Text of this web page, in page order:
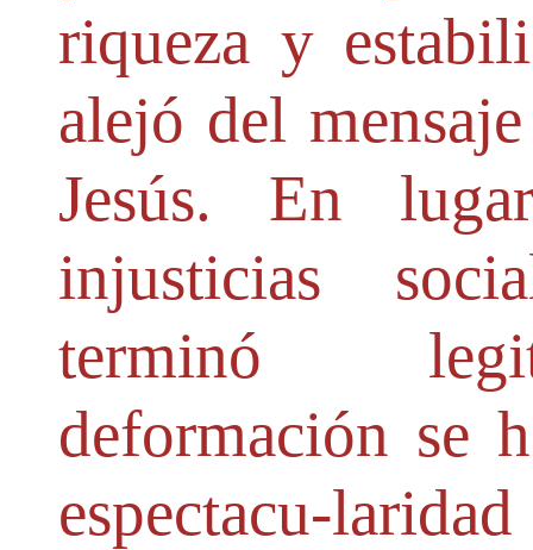
riqueza y
alejó del
Jesús. En
injusticias
terminó
deformación se
espectacu-